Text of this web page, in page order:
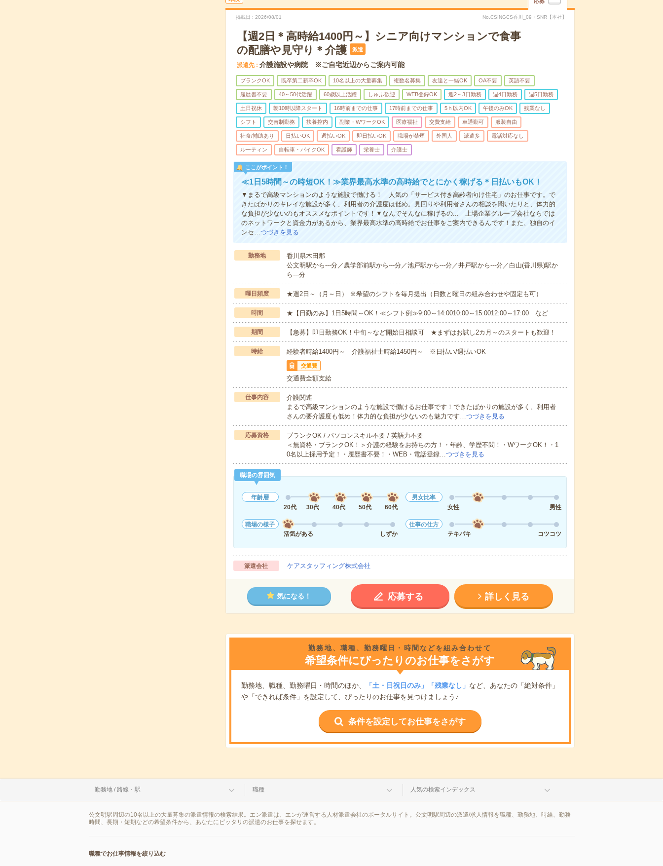
掲載日 2026/08/01 No.CSINGCS香川_09・SNR【本社】
【週2日＊高時給1400円～】シニア向けマンションで食事
の配膳や見守り＊介護
派遣
派遣先 介護施設や病院 ※ご自宅近辺からご案内可能
ブランクOK 既卒第二新卒OK 10名以上の大量募集 複数名募集 友達と一緒OK OA不要 英語不要
履歴書不要 40～50代活躍 60歳以上活躍 しゅふ歓迎 WEB登録OK 週2～3日勤務 週4日勤務 週5日勤務
土日祝休 朝10時以降スタート 16時前までの仕事 17時前までの仕事 5ｈ以内OK 午後のみOK 残業なし
シフト 交替制勤務 扶養控内 副業・WワークOK 医療福祉 交費支給 車通勤可 服装自由
社食/補助あり 日払いOK 週払いOK 即日払いOK 職場が禁煙 外国人 派遣多 電話対応なし
ルーティン 自転車・バイクOK 看護師 栄養士 介護士
ここがポイント！
≪1日5時間～の時短OK！≫業界最高水準の高時給でとにかく稼げる＊日払いもOK！
▼まるで高級マンションのような施設で働ける！ 人気の「サービス付き高齢者向け住宅」のお仕事です。で
きたばかりのキレイな施設が多く、利用者の介護度は低め。見回りや利用者さんの相談を聞いたりと、体力的
な負担が少ないのもオススメなポイントです！▼なんでそんなに稼げるの... 上場企業グループ会社ならでは
のネットワークと資金力があるから、業界最高水準の高時給でお仕事をご案内できるんです！また、独自のイ
ンセ…つづきを見る
勤務地
香川県木田郡
公文明駅から---分／農学部前駅から---分／池戸駅から---分／井戸駅から---分／白山(香川県)駅か
ら---分
曜日頻度 ★週2日～（月～日） ※希望のシフトを毎月提出（日数と曜日の組み合わせや固定も可）
時間 ★【日勤のみ】1日5時間～OK！≪シフト例≫9:00～14:0010:00～15:0012:00～17:00 など
期間 【急募】即日勤務OK！中旬～など開始日相談可 ★まずはお試し2カ月～のスタートも歓迎！
時給 経験者時給1400円～ 介護福祉士時給1450円～ ※日払い/週払いOK
交通費
交通費全額支給
仕事内容
介護関連
まるで高級マンションのような施設で働けるお仕事です！できたばかりの施設が多く、利用者
さんの要介護度も低め！体力的な負担が少ないのも魅力です…つづきを見る
応募資格
ブランクOK / パソコンスキル不要 / 英語力不要
＜無資格・ブランクOK！＞介護の経験をお持ちの方！・年齢、学歴不問！・WワークOK！・1
0名以上採用予定！・履歴書不要！・WEB・電話登録…つづきを見る
職場の雰囲気
年齢層
20代
30代 40代 50代 60代
男女比率
女性
男性
職場の様子
活気がある
しずか
仕事の仕方
テキパキ
コツコツ
派遣会社 ケアスタッフィング株式会社
気になる！ 応募する 詳しく見る
勤務地、職種、勤務曜日・時間などを組み合わせて
希望条件にぴったりのお仕事をさがす
勤務地、職種、勤務曜日・時間のほか、 「土・日祝日のみ」「残業なし」 など、あなたの「絶対条件」
や「できれば条件」を設定して、ぴったりのお仕事を見つけましょう♪
条件を設定してお仕事をさがす
勤務地 / 路線・駅 職種 人気の検索インデックス
公文明駅周辺の10名以上の大量募集の派遣情報の検索結果。エン派遣は、エンが運営する人材派遣会社のポータルサイト。公文明駅周辺の派遣/求人情報を職種、勤務地、時給、勤務
時間、長期・短期などの希望条件から、あなたにピッタリの派遣のお仕事を探せます。
職種でお仕事情報を絞り込む